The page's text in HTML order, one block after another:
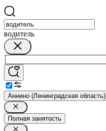
водитель
Аннино (Ленинградская область)
Полная занятость